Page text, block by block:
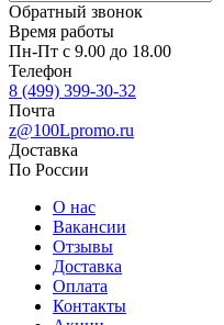
Обратный звонок
Время работы
Пн-Пт с 9.00 до 18.00
Телефон
8 (499) 399-30-32
Почта
z@100Lpromo.ru
Доставка
По России
О нас
Вакансии
Отзывы
Доставка
Оплата
Контакты